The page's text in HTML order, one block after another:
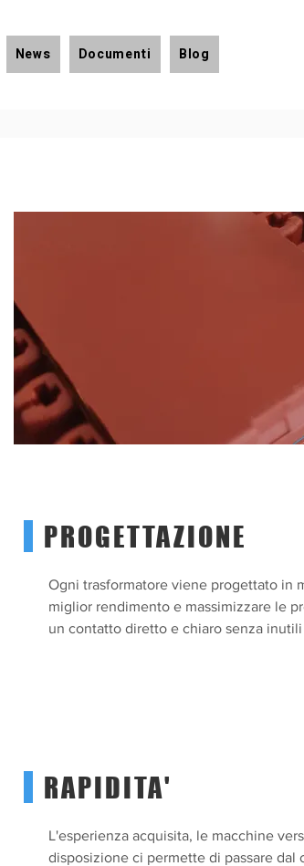
News Documenti Blog
PROGETTAZIONE
Ogni trasformatore viene progettato in
miglior rendimento e massimizzare le
un contatto diretto e chiaro senza
RAPIDITA'
L'esperienza acquisita, le macchine
disposizione ci permette di passare dal